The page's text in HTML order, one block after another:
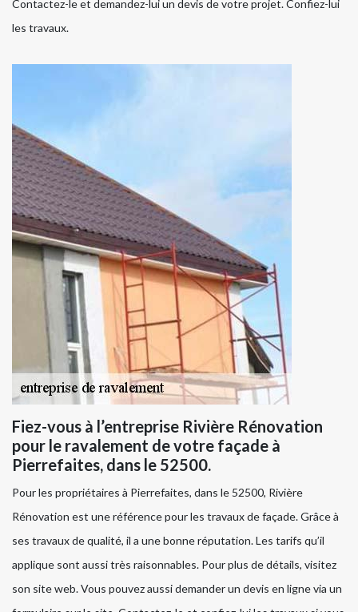
Contactez-le et demandez-lui un devis de votre projet. Confiez-lui
les travaux.
Fiez-vous à l’entreprise Rivière Rénovation
pour le ravalement de votre façade à
Pierrefaites, dans le 52500.
Pour les propriétaires à Pierrefaites, dans le 52500, Rivière
Rénovation est une référence pour les travaux de façade. Grâce à
ses travaux de qualité, il a une bonne réputation. Les tarifs qu’il
applique sont aussi très raisonnables. Pour plus de détails, visitez
son site web. Vous pouvez aussi demander un devis en ligne via un